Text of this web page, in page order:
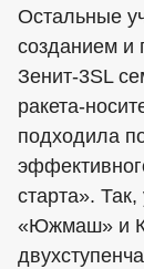
Остальные
созданием и
Зенит-3SL
ракета-
подходила
старта».
«Южмаш» и